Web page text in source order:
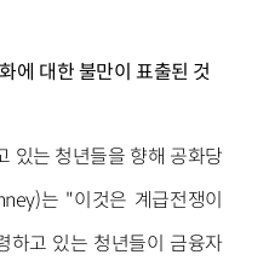
에 대한 불만이 표출된 것
있는 청년들을 향해 공화당
는 "이것은 계급전쟁이
하고 있는 청년들이 금융자